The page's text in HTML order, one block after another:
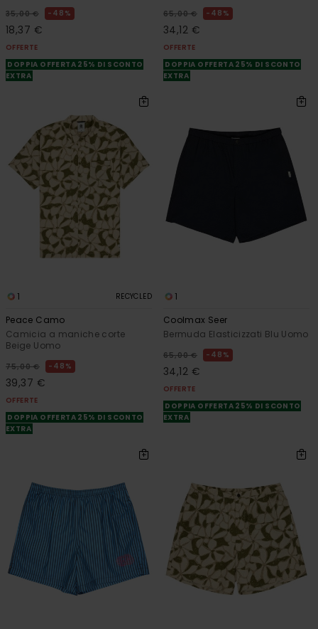
35,00 € 48%
18,37 €
OFFERTE
DOPPIA OFFERTA 25% DI SCONTO
EXTRA
65,00 € 48%
34,12 €
OFFERTE
DOPPIA OFFERTA 25% DI SCONTO
EXTRA
1 RECYCLED
Peace Camo
Camicia a maniche corte
Beige Uomo
75,00 € 48%
39,37 €
OFFERTE
DOPPIA OFFERTA 25% DI SCONTO
EXTRA
1
Coolmax Seer
Bermuda Elasticizzati Blu Uomo
65,00 € 48%
34,12 €
OFFERTE
DOPPIA OFFERTA 25% DI SCONTO
EXTRA